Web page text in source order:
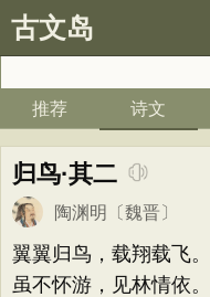
古文岛
推荐 诗文
归鸟·其二
陶渊明 〔魏晋〕
翼翼归鸟，载翔载飞。
虽不怀游，见林情依。